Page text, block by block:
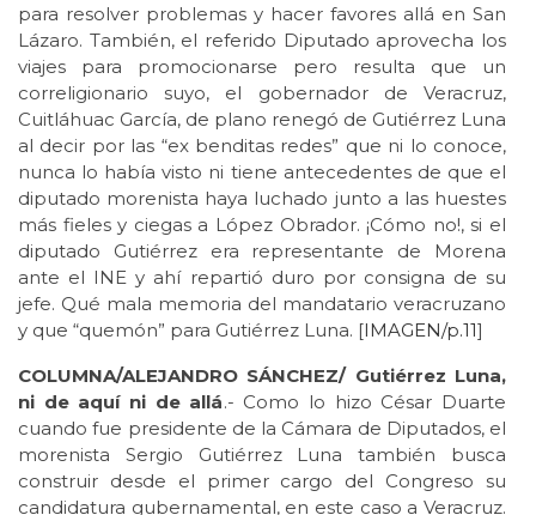
para resolver problemas y hacer favores allá en San
Lázaro. También, el referido Diputado aprovecha los
viajes para promocionarse pero resulta que un
correligionario suyo, el gobernador de Veracruz,
Cuitláhuac García, de plano renegó de Gutiérrez Luna
al decir por las “ex benditas redes” que ni lo conoce,
nunca lo había visto ni tiene antecedentes de que el
diputado morenista haya luchado junto a las huestes
más fieles y ciegas a López Obrador. ¡Cómo no!, si el
diputado Gutiérrez era representante de Morena
ante el INE y ahí repartió duro por consigna de su
jefe. Qué mala memoria del mandatario veracruzano
y que “quemón” para Gutiérrez Luna. [IMAGEN/p.11]
COLUMNA/ALEJANDRO SÁNCHEZ/ Gutiérrez Luna,
ni de aquí ni de allá.- Como lo hizo César Duarte
cuando fue presidente de la Cámara de Diputados, el
morenista Sergio Gutiérrez Luna también busca
construir desde el primer cargo del Congreso su
candidatura gubernamental, en este caso a Veracruz.